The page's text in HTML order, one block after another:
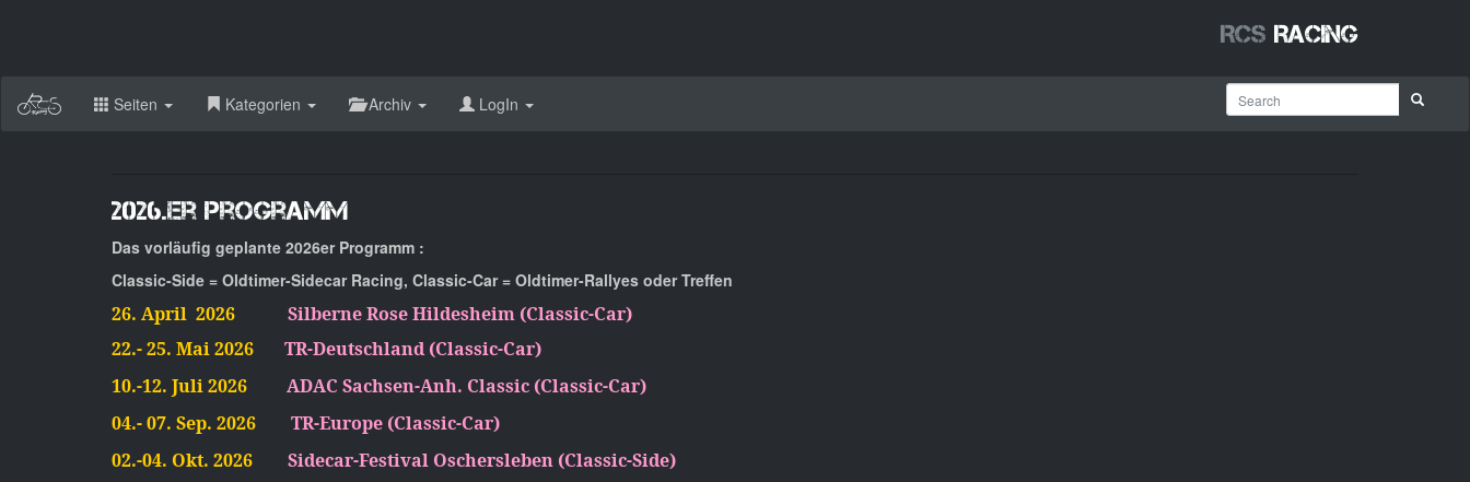
RCS Racing
Seiten Kategorien Archiv LogIn
2026.er Programm
Das vorläufig geplante 2026er Programm :
Classic-Side = Oldtimer-Sidecar Racing, Classic-Car = Oldtimer-Rallyes oder Treffen
26. April 2026
Silberne Rose Hildesheim (Classic-Car)
22.- 25. Mai 2026
TR-Deutschland (Classic-Car)
10.-12. Juli 2026
ADAC Sachsen-Anh. Classic (Classic-Car)
04.- 07. Sep. 2026
TR-Europe (Classic-Car)
02.-04. Okt. 2026
Sidecar-Festival Oschersleben (Classic-Side)